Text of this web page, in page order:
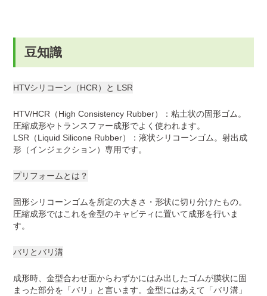
豆知識
HTVシリコーン（HCR）と LSR
HTV/HCR（High Consistency Rubber）：粘土状の固形ゴム。
圧縮成形やトランスファー成形でよく使われます。
LSR（Liquid Silicone Rubber）：液状シリコーンゴム。射出成
形（インジェクション）専用です。
プリフォームとは？
固形シリコーンゴムを所定の大きさ・形状に切り分けたもの。
圧縮成形ではこれを金型のキャビティに置いて成形を行いま
す。
バリとバリ溝
成形時、金型合わせ面からわずかにはみ出したゴムが膜状に固
まった部分を「バリ」と言います。金型にはあえて「バリ溝」